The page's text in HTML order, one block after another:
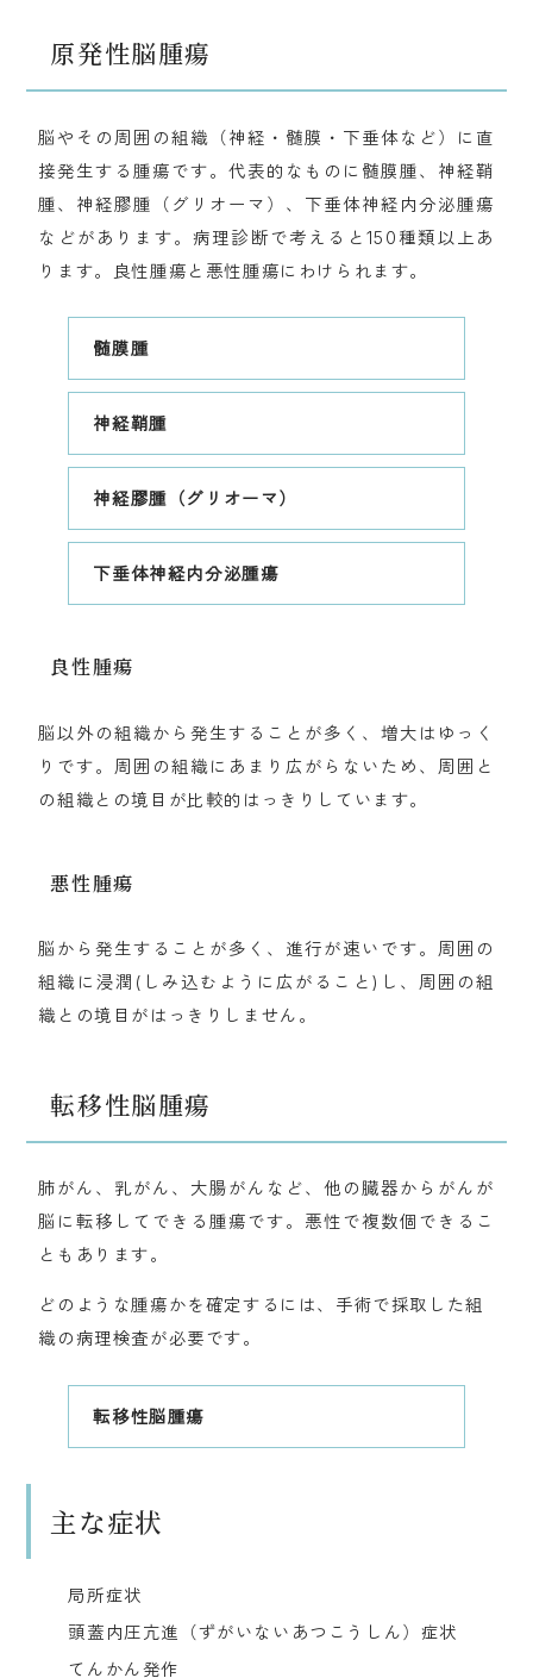
原発性脳腫瘍
脳やその周囲の組織（神経・髄膜・下垂体など）に直
接発生する腫瘍です。代表的なものに髄膜腫、神経鞘
腫、神経膠腫（グリオーマ）、下垂体神経内分泌腫瘍
などがあります。病理診断で考えると150種類以上あ
ります。良性腫瘍と悪性腫瘍にわけられます。
髄膜腫
神経鞘腫
神経膠腫（グリオーマ）
下垂体神経内分泌腫瘍
良性腫瘍
脳以外の組織から発生することが多く、増大はゆっく
りです。周囲の組織にあまり広がらないため、周囲と
の組織との境目が比較的はっきりしています。
悪性腫瘍
脳から発生することが多く、進行が速いです。周囲の
組織に浸潤(しみ込むように広がること)し、周囲の組
織との境目がはっきりしません。
転移性脳腫瘍
肺がん、乳がん、大腸がんなど、他の臓器からがんが
脳に転移してできる腫瘍です。悪性で複数個できるこ
ともあります。
どのような腫瘍かを確定するには、手術で採取した組
織の病理検査が必要です。
転移性脳腫瘍
主な症状
局所症状
頭蓋内圧亢進（ずがいないあつこうしん）症状
てんかん発作